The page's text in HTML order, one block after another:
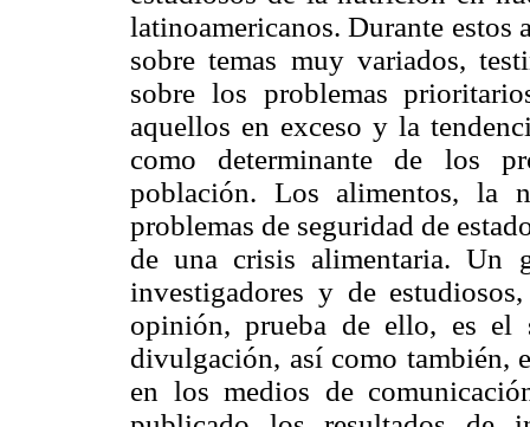
latinoamericanos. Durante
sobre temas muy variados,
sobre los problemas
aquellos en exceso y la
como determinante de los
población. Los alimentos, la
problemas de seguridad de
de una crisis alimentaria. Un
investigadores y de
opinión, prueba de ello, es el
divulgación, así como también,
en los medios de